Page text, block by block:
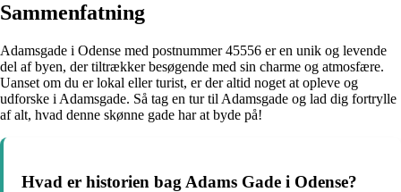
Sammenfatning
Adamsgade i Odense med postnummer 45556 er en unik og levende
del af byen, der tiltrækker besøgende med sin charme og atmosfære.
Uanset om du er lokal eller turist, er der altid noget at opleve og
udforske i Adamsgade. Så tag en tur til Adamsgade og lad dig fortrylle
af alt, hvad denne skønne gade har at byde på!
Hvad er historien bag Adams Gade i Odense?